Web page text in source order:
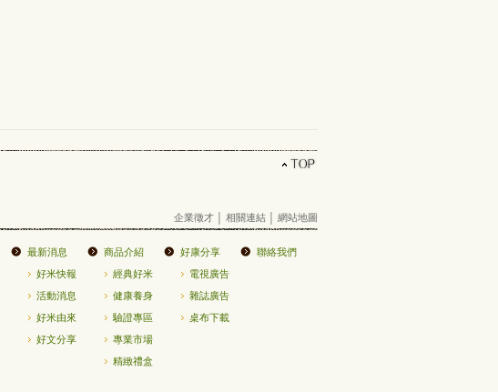
企業徵才│ 相關連結│ 網站地圖
最新消息
好米快報
活動消息
好米由來
好文分享
商品介紹
經典好米
健康養身
驗證專區
專業市場
精緻禮盒
好康分享
電視廣告
雜誌廣告
桌布下載
聯絡我們